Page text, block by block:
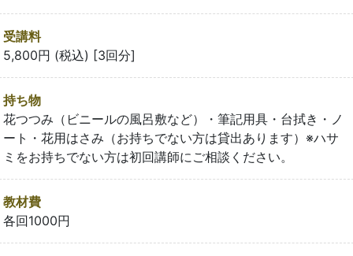
受講料
5,800円 (税込) [3回分]
持ち物
花つつみ（ビニールの風呂敷など）・筆記用具・台拭き・ノ
ート・花用はさみ（お持ちでない方は貸出あります）※ハサ
ミをお持ちでない方は初回講師にご相談ください。
教材費
各回1000円